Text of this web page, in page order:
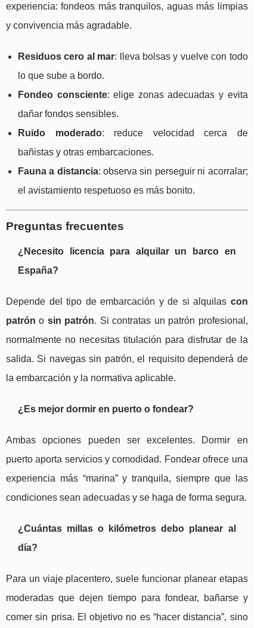
experiencia: fondeos más tranquilos, aguas más limpias
y convivencia más agradable.
Residuos cero al mar: lleva bolsas y vuelve con todo
lo que sube a bordo.
Fondeo consciente: elige zonas adecuadas y evita
dañar fondos sensibles.
Ruido moderado: reduce velocidad cerca de
bañistas y otras embarcaciones.
Fauna a distancia: observa sin perseguir ni acorralar;
el avistamiento respetuoso es más bonito.
Preguntas frecuentes
¿Necesito licencia para alquilar un barco en
España?
Depende del tipo de embarcación y de si alquilas con
patrón o sin patrón. Si contratas un patrón profesional,
normalmente no necesitas titulación para disfrutar de la
salida. Si navegas sin patrón, el requisito dependerá de
la embarcación y la normativa aplicable.
¿Es mejor dormir en puerto o fondear?
Ambas opciones pueden ser excelentes. Dormir en
puerto aporta servicios y comodidad. Fondear ofrece una
experiencia más “marina” y tranquila, siempre que las
condiciones sean adecuadas y se haga de forma segura.
¿Cuántas millas o kilómetros debo planear al
día?
Para un viaje placentero, suele funcionar planear etapas
moderadas que dejen tiempo para fondear, bañarse y
comer sin prisa. El objetivo no es “hacer distancia”, sino